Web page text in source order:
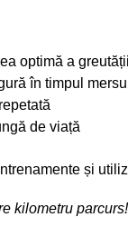
optimă a greutății
în timpul
de viață
și
kilometru parcurs!